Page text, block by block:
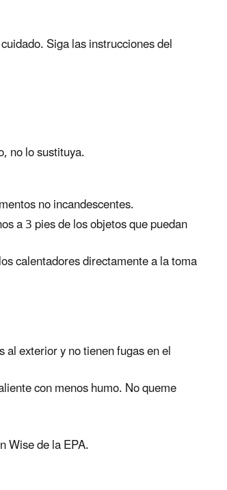
Siga las instrucciones del
no lo sustituya.
no incandescentes.
a 3 pies de los objetos que puedan
calentadores directamente a la toma
exterior y no tienen fugas en el
con menos humo. No queme
Wise de la EPA.